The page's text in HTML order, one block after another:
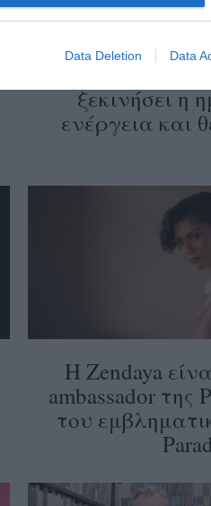
Data Deletion Data
ξεκινήσει η
ενέργεια και
Η Zendaya
ambassador της
του